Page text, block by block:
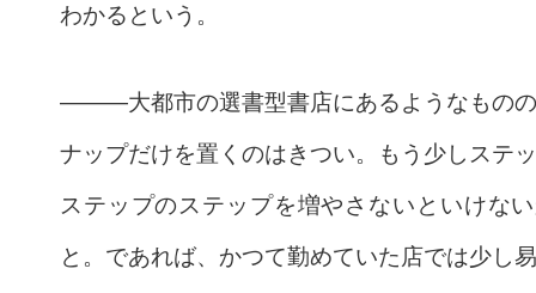
わかるという。
———大都市の選書型書店にあるようなもの
ナップだけを置くのはきつい。 もう少しステ
ステップのステップを増やさないといけな
と。 であれば、かつて勤めていた店では少し